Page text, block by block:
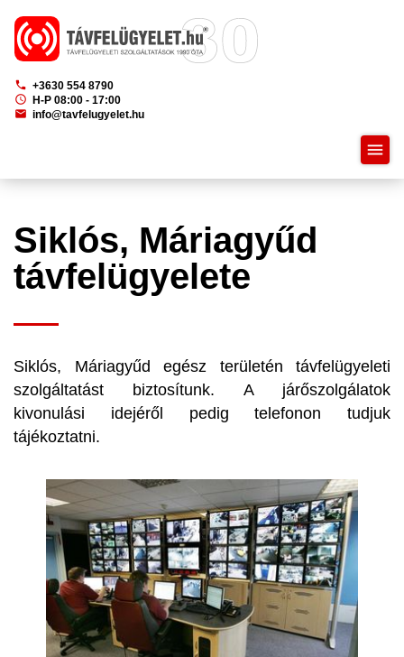
phone +3630 554 8790
schedule
H-P 08:00 - 17:00
mail info@tavfelugyelet.hu
menu
Siklós, Máriagyűd
távfelügyelete
Siklós, Máriagyűd egész területén távfelügyeleti
szolgáltatást biztosítunk. A járőszolgálatok
kivonulási idejéről pedig telefonon tudjuk
tájékoztatni.